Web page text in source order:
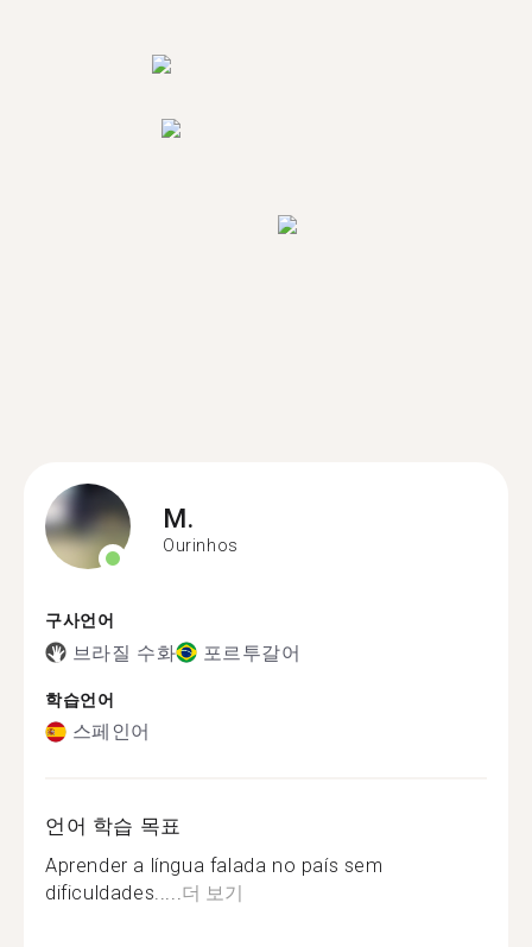
M.
Ourinhos
구사언어
브라질 수화 포르투갈어
학습언어
스페인어
언어 학습 목표
Aprender a língua falada no país sem
dificuldades.....더 보기